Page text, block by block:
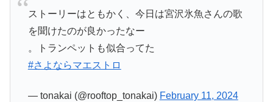
ストーリーはともかく、今日は宮沢氷魚さんの歌
を聞けたのが良かったなー
。トランペットも似合ってた
#さよならマエストロ
— tonakai (@rooftop_tonakai) February 11, 2024